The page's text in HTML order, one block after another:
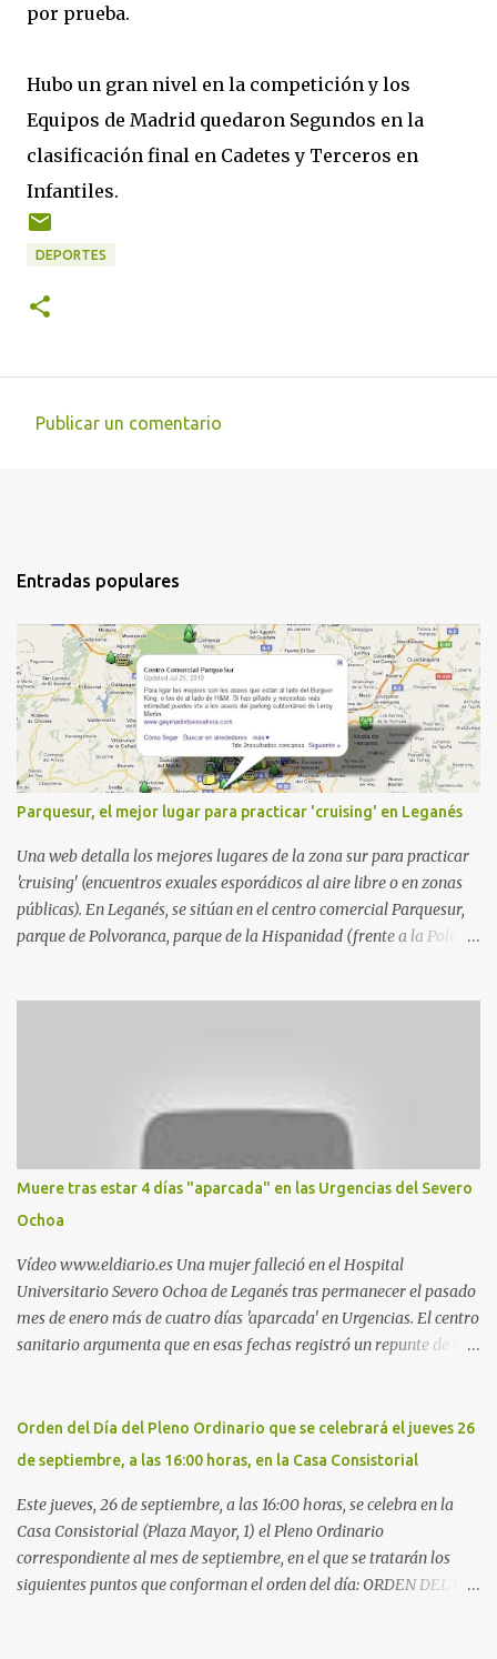
por prueba.
Hubo un gran nivel en la competición y los
Equipos de Madrid quedaron Segundos en la
clasificación final en Cadetes y Terceros en
Infantiles.
DEPORTES
n
r
i
o
s
Publicar un comentario
Entradas populares
Parquesur, el mejor lugar para practicar 'cruising' en Leganés
Una web detalla los mejores lugares de la zona sur para practicar
'cruising' (encuentros exuales esporádicos al aire libre o en zonas
públicas). En Leganés, se sitúan en el centro comercial Parquesur,
parque de Polvoranca, parque de la Hispanidad (frente a la Policía
estadio municipal de Butarque) y caminos entre el estadio y Plaza
Nueva. Otro lugar: Escombrera de Polvoranca, entre Leganés y
Móstoles También en el parque de la Hispanidad, situado frente a
la Policía Local de Leganés de la calle Chile, 1, y junto al
cementerio de Butarque". Más información
Muere tras estar 4 días "aparcada" en las Urgencias del Severo
Ochoa
Vídeo www.eldiario.es Una mujer falleció en el Hospital
Universitario Severo Ochoa de Leganés tras permanecer el pasado
mes de enero más de cuatro días 'aparcada' en Urgencias. El centro
sanitario argumenta que en esas fechas registró un repunte de las
arritmia y agravamiento de su dolencia por culpa de un resfriado.
Por ello, la ingresaron a finales del año pasado en el Hospital
cama, en el pasillo, sin mantas y sin poder descansar. Su hija, que
ha denunciado el caso y que grabó un vídeo de la situación
extrema, aseguró que los pasillos estaban repletos de enfermos y
que faltaban médicos por las vacaciones de Navidad, además de
Orden del Día del Pleno Ordinario que se celebrará el jueves 26
de septiembre, a las 16:00 horas, en la Casa Consistorial
Este jueves, 26 de septiembre, a las 16:00 horas, se celebra en la
Casa Consistorial (Plaza Mayor, 1) el Pleno Ordinario
correspondiente al mes de septiembre, en el que se tratarán los
siguientes puntos que conforman el orden del día: ORDEN DEL DÍA